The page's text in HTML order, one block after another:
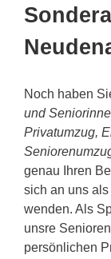
Noch haben
und
Privatumzug,
genau Ihren
sich an uns
wenden. Als
unsre
persönlichen